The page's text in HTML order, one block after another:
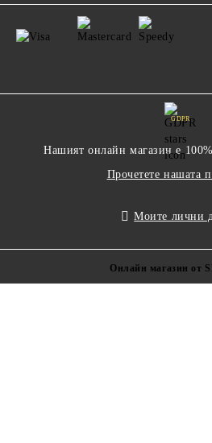
GDPR
Нашият онлайн магазин е
Прочетете нашата
Моите лични
Онлайн магазин от